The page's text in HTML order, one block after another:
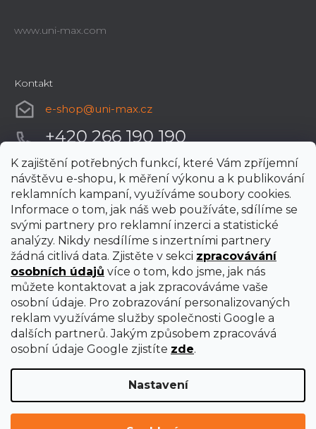
K zajištění potřebných funkcí, které Vám zpříjemní
návštěvu e-shopu, k měření výkonu a k publikování
reklamních kampaní, využíváme soubory cookies.
Informace o tom, jak náš web používáte, sdílíme se
svými partnery pro reklamní inzerci a statistické
analýzy. Nikdy nesdílíme s inzertními partnery
žádná citlivá data. Zjistěte v sekci zpracovávání
osobních údajů více o tom, kdo jsme, jak nás
můžete kontaktovat a jak zpracováváme vaše
osobní údaje. Pro zobrazování personalizovaných
reklam využíváme služby společnosti Google a
dalších partnerů. Jakým způsobem zpracovává
osobní údaje Google zjistíte zde.
Nastavení
www.uni-max.com
Kontakt
e-shop@uni-max.cz
+420 266 190 190